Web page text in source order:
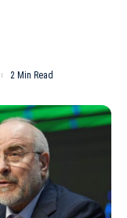
2 Min Read